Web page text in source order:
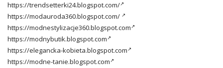
https://trendsetterki24.blogspot.com/
https://modauroda360.blogspot.com/
https://modnestylizacje360.blogspot.com
https://modnybutik.blogspot.com
https://elegancka-kobieta.blogspot.com
https://modne-tanie.blogspot.com